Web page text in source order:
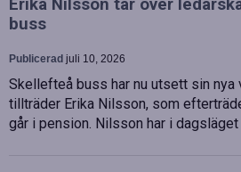
Erika Nilsson tar över
buss
Publicerad juli 10, 2026
Skellefteå buss har nu utsett sin nya
tillträder Erika Nilsson, som
går i pension. Nilsson har i